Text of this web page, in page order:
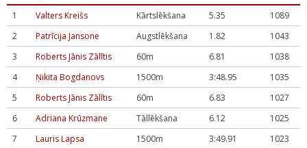
1 Valters Kreišs Kārtslēkšana 5.35
1089
2
Patrīcija Jansone Augstlēkšana 1.82
1043
3
Roberts Jānis Zālītis 60m 6.81
1038
4
Ņikita Bogdanovs 1500m 3:48.95
1035
5
Roberts Jānis Zālītis 60m 6.83
1027
6
Adriana Krūzmane Tāllēkšana 6.12
1025
7
Lauris Lapsa 1500m 3:49.91
1023